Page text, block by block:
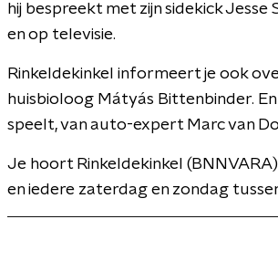
hij bespreekt met zijn sidekick
en op televisie.
Rinkeldekinkel informeert je ook
huisbioloog Mátyás Bittenbinder.
speelt, van auto-expert Marc van
Je hoort Rinkeldekinkel
en iedere zaterdag en zondag